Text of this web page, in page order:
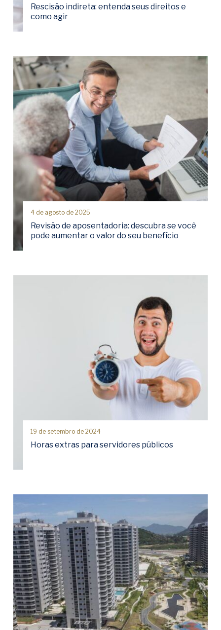
Rescisão indireta: entenda seus direitos e
como agir
4 de agosto de 2025
Revisão de aposentadoria: descubra se você
pode aumentar o valor do seu benefício
19 de setembro de 2024
Horas extras para servidores públicos